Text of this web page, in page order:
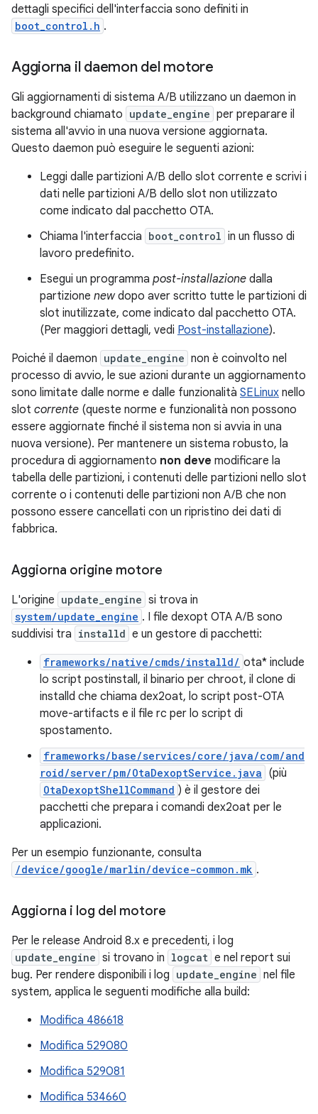
dettagli specifici dell'interfaccia sono definiti in
boot_control.h .
Aggiorna il daemon del motore
Gli aggiornamenti di sistema A/B utilizzano un daemon in
background chiamato update_engine per preparare il
sistema all'avvio in una nuova versione aggiornata.
Questo daemon può eseguire le seguenti azioni:
Leggi dalle partizioni A/B dello slot corrente e scrivi i
dati nelle partizioni A/B dello slot non utilizzato
come indicato dal pacchetto OTA.
Chiama l'interfaccia boot_control in un flusso di
lavoro predefinito.
Esegui un programma post-installazione dalla
partizione newdopo aver scritto tutte le partizioni di
slot inutilizzate, come indicato dal pacchetto OTA.
(Per maggiori dettagli, vedi Post-installazione).
Poiché il daemon update_engine non è coinvolto nel
processo di avvio, le sue azioni durante un aggiornamento
sono limitate dalle norme e dalle funzionalità SELinux nello
slot corrente (queste norme e funzionalità non possono
essere aggiornate finché il sistema non si avvia in una
nuova versione). Per mantenere un sistema robusto, la
procedura di aggiornamento non deve modificare la
tabella delle partizioni, i contenuti delle partizioni nello slot
corrente o i contenuti delle partizioni non A/B che non
possono essere cancellati con un ripristino dei dati di
fabbrica.
Aggiorna origine motore
L'origine update_engine si trova in
system/update_engine . I file dexopt OTA A/B sono
suddivisi tra installd e un gestore di pacchetti:
frameworks/native/cmds/installd/ ota* include
lo script postinstall, il binario per chroot, il clone di
installd che chiama dex2oat, lo script post-OTA
move-artifacts e il file rc per lo script di
spostamento.
frameworks/base/services/core/java/com/and
roid/server/pm/OtaDexoptService.java (più
OtaDexoptShellCommand ) è il gestore dei
pacchetti che prepara i comandi dex2oat per le
applicazioni.
Per un esempio funzionante, consulta
/device/google/marlin/device-common.mk .
Aggiorna i log del motore
Per le release Android 8.x e precedenti, i log
update_engine si trovano in logcat e nel report sui
bug. Per rendere disponibili i log update_engine nel file
system, applica le seguenti modifiche alla build:
Modifica 486618
Modifica 529080
Modifica 529081
Modifica 534660